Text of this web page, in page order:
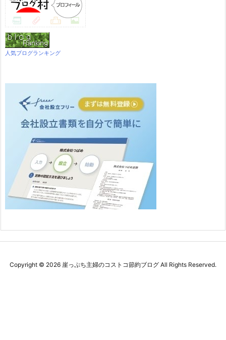
人気ブログランキング
Copyright © 2026 崖っぷち主婦のコストコ節約ブログ All Rights Reserved.